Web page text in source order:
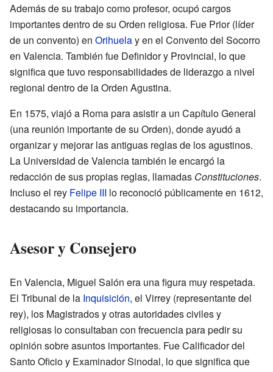
Además de su trabajo como profesor, ocupó cargos
importantes dentro de su Orden religiosa. Fue Prior (líder
de un convento) en Orihuelay en el Convento del Socorro
en Valencia. También fue Definidor y Provincial, lo que
significa que tuvo responsabilidades de liderazgo a nivel
regional dentro de la Orden Agustina.
En 1575, viajó a Roma para asistir a un Capítulo General
(una reunión importante de su Orden), donde ayudó a
organizar y mejorar las antiguas reglas de los agustinos.
La Universidad de Valencia también le encargó la
redacción de sus propias reglas, llamadas Constituciones.
Incluso el rey Felipe III lo reconoció públicamente en 1612,
destacando su importancia.
Asesor y Consejero
En Valencia, Miguel Salón era una figura muy respetada.
El Tribunal de la Inquisición, el Virrey (representante del
rey), los Magistrados y otras autoridades civiles y
religiosas lo consultaban con frecuencia para pedir su
opinión sobre asuntos importantes. Fue Calificador del
Santo Oficio y Examinador Sinodal, lo que significa que